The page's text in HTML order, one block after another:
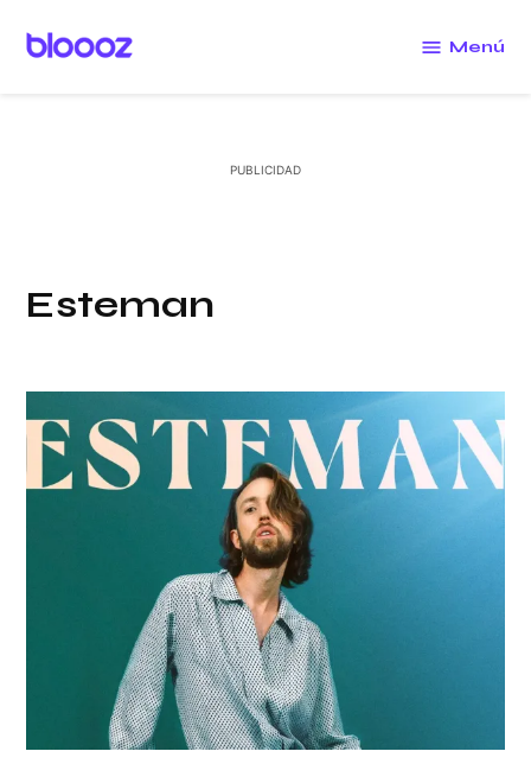
Menú
Esteman